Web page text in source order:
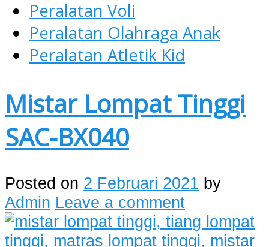
Peralatan Voli
Peralatan Olahraga Anak
Peralatan Atletik Kid
Mistar Lompat Tinggi
SAC-BX040
Posted on 2 Februari 2021 by
Admin Leave a comment